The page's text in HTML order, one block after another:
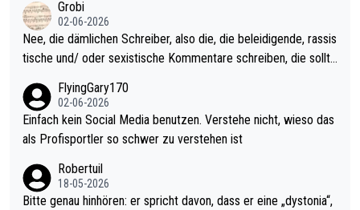
ohl wenig WDF Turniere spielen. Dies war bei Archie Self letzt
es Jahr der Fall. Er musste als amtierender Weltmeister durch
den Qualifier und ich glaube kaum, dass Mitchel sich das (in Ve
el hat.
Grobi
02-06-2026
Nee, die dämlichen Schreiber, also die, die beleidigende, rassis
tische und/ oder sexistische Kommentare schreiben, die sollte
s Leben in den Griff kriegen. Nur eins wundert mich: Luke Little
r war doch neulich erst derjenige, der über Social Media GvV p
rovoziert hat. Und Littlers Mutter schießt öfters mal gegen Ric
FlyingGary170
02-06-2026
Einfach kein Social Media benutzen. Verstehe nicht, wieso das
als Profisportler so schwer zu verstehen ist
Robertuil
18-05-2026
Bitte genau hinhören: er spricht davon, dass er eine „dystonia“,